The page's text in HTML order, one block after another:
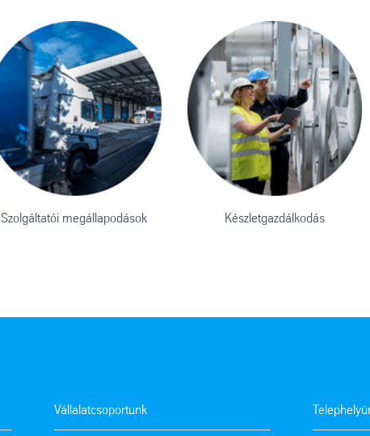
Szolgáltatói megállapodások Készletgazdálkodás
Vállalatcsoportunk